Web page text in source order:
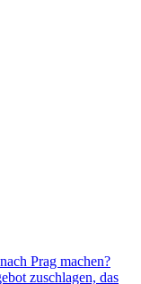
Prag machen?
zuschlagen, das